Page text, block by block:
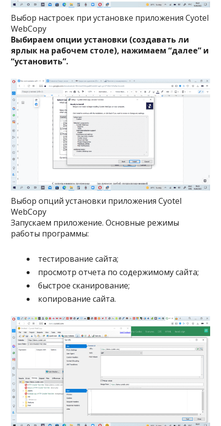
Выбор настроек при установке приложения Cyotel
WebCopy
Выбираем опции установки (создавать ли
ярлык на рабочем столе), нажимаем “далее” и
“установить”.
Выбор опций установки приложения Cyotel
WebCopy
Запускаем приложение. Основные режимы
работы программы:
тестирование сайта;
просмотр отчета по содержимому сайта;
быстрое сканирование;
копирование сайта.